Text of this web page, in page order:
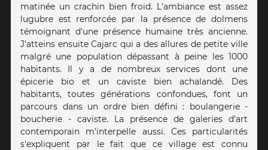
matinée un crachin bien froid. L'ambiance est assez
lugubre est renforcée par la présence de dolmens
témoignant d'une présence humaine très ancienne.
J'atteins ensuite Cajarc qui a des allures de petite ville
malgré une population dépassant à peine les 1000
habitants. Il y a de nombreux services dont une
épicerie bio et un caviste bien achalandé. Des
habitants, toutes générations confondues, font un
parcours dans un ordre bien défini : boulangerie -
boucherie - caviste. La présence de galeries d'art
contemporain m'interpelle aussi. Ces particularités
s'expliquent par le fait que ce village est connu